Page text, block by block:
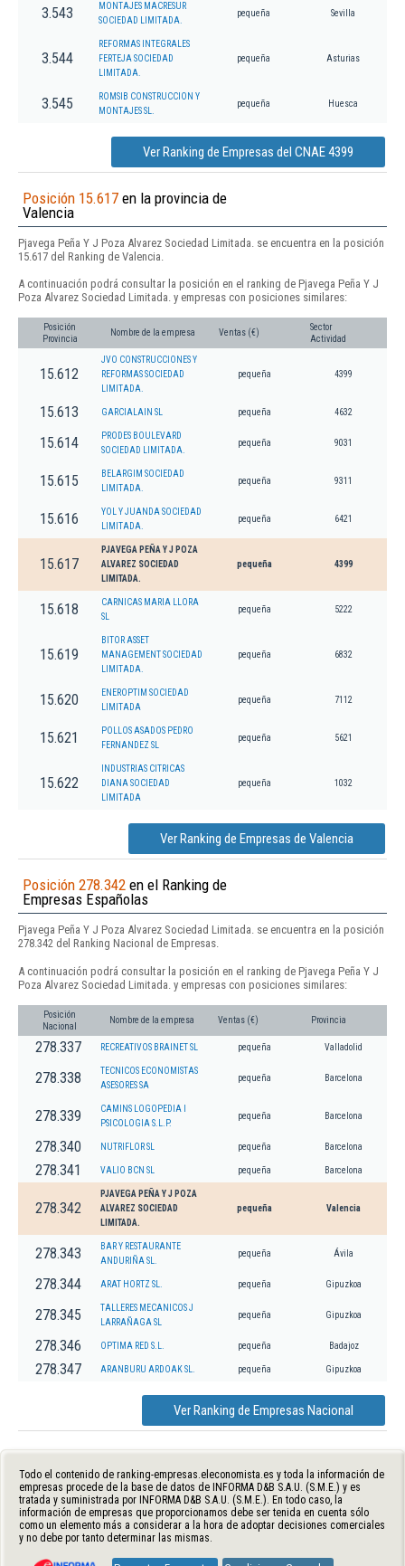
3.543
MONTAJES MACRESUR
SOCIEDAD LIMITADA.
pequeña Sevilla
3.544
REFORMAS INTEGRALES
FERTEJA SOCIEDAD
LIMITADA.
pequeña Asturias
3.545
ROMSIB CONSTRUCCION Y
MONTAJES SL.
pequeña Huesca
Ver Ranking de Empresas del CNAE 4399
Posición 15.617 en la provincia de
Valencia
Pjavega Peña Y J Poza Alvarez Sociedad Limitada. se encuentra en la posición
15.617 del Ranking de Valencia.
A continuación podrá consultar la posición en el ranking de Pjavega Peña Y J
Poza Alvarez Sociedad Limitada. y empresas con posiciones similares:
Posición
Provincia
Nombre de la empresa Ventas (€)
Sector
Actividad
15.612
JVO CONSTRUCCIONES Y
REFORMAS SOCIEDAD
LIMITADA.
pequeña 4399
15.613 GARCIALAIN SL pequeña 4632
15.614
PRODES BOULEVARD
SOCIEDAD LIMITADA.
pequeña 9031
15.615
BELARGIM SOCIEDAD
LIMITADA.
pequeña 9311
15.616
YOL Y JUANDA SOCIEDAD
LIMITADA.
pequeña 6421
15.617
PJAVEGA PEÑA Y J POZA
ALVAREZ SOCIEDAD
LIMITADA.
pequeña 4399
15.618
CARNICAS MARIA LLORA
SL
pequeña 5222
15.619
BITOR ASSET
MANAGEMENT SOCIEDAD
LIMITADA.
pequeña 6832
15.620
ENEROPTIM SOCIEDAD
LIMITADA
pequeña 7112
15.621
POLLOS ASADOS PEDRO
FERNANDEZ SL
pequeña 5621
15.622
INDUSTRIAS CITRICAS
DIANA SOCIEDAD
LIMITADA
pequeña 1032
Ver Ranking de Empresas de Valencia
Posición 278.342 en el Ranking de
Empresas Españolas
Pjavega Peña Y J Poza Alvarez Sociedad Limitada. se encuentra en la posición
278.342 del Ranking Nacional de Empresas.
A continuación podrá consultar la posición en el ranking de Pjavega Peña Y J
Poza Alvarez Sociedad Limitada. y empresas con posiciones similares:
Posición
Nacional
Nombre de la empresa Ventas (€) Provincia
278.337 RECREATIVOS BRAINET SL pequeña Valladolid
278.338
TECNICOS ECONOMISTAS
ASESORES SA
pequeña Barcelona
278.339
CAMINS LOGOPEDIA I
PSICOLOGIA S.L.P.
pequeña Barcelona
278.340 NUTRIFLOR SL pequeña Barcelona
278.341 VALIO BCN SL pequeña Barcelona
278.342
PJAVEGA PEÑA Y J POZA
ALVAREZ SOCIEDAD
LIMITADA.
pequeña Valencia
278.343
BAR Y RESTAURANTE
ANDURIÑA SL.
pequeña Ávila
278.344 ARAT HORTZ SL. pequeña Gipuzkoa
278.345
TALLERES MECANICOS J
LARRAÑAGA SL
pequeña Gipuzkoa
278.346 OPTIMA RED S.L. pequeña Badajoz
278.347 ARANBURU ARDOAK SL. pequeña Gipuzkoa
Ver Ranking de Empresas Nacional
Todo el contenido de ranking-empresas.eleconomista.es y toda la información de
empresas procede de la base de datos de INFORMA D&B S.A.U. (S.M.E.) y es
tratada y suministrada por INFORMA D&B S.A.U. (S.M.E.). En todo caso, la
información de empresas que proporcionamos debe ser tenida en cuenta sólo
como un elemento más a considerar a la hora de adoptar decisiones comerciales
y no debe por tanto determinar las mismas.